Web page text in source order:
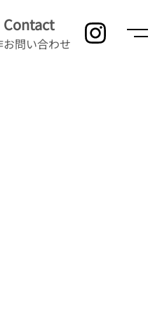
Contact
お問い合わせ